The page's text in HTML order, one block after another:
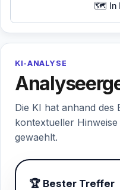
🗺️ In
KI-ANALYSE
Die KI hat anhand des
kontextueller
gewaehlt.
🏆 Bester Treffer